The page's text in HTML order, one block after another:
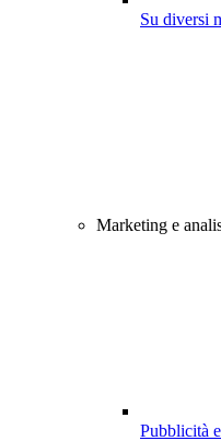
Su diversi
Marketing e
Pubblicità